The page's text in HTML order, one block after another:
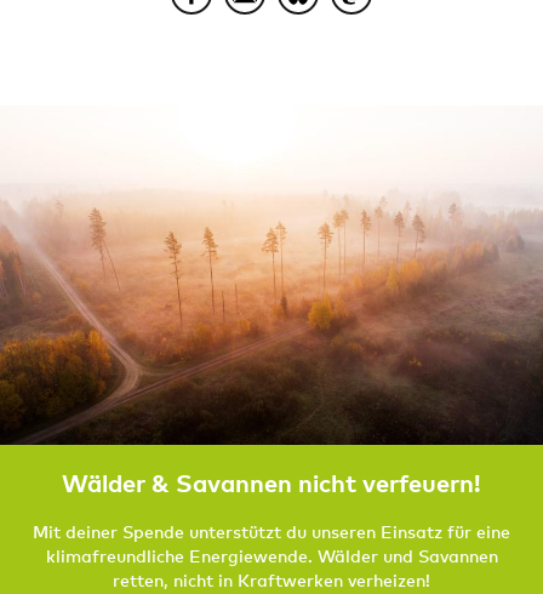
Wälder & Savannen nicht verfeuern!
Mit deiner Spende unterstützt du unseren Einsatz für eine
klimafreundliche Energiewende. Wälder und Savannen
retten, nicht in Kraftwerken verheizen!